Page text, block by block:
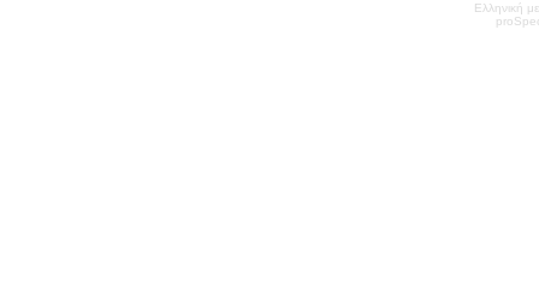
Ελληνική
pro